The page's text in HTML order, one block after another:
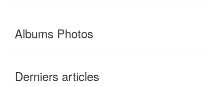
Albums Photos
Derniers articles